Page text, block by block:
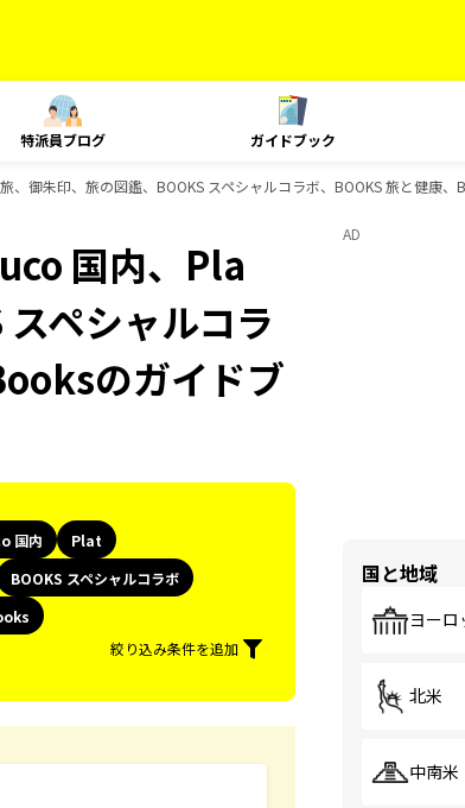
特派員ブログ ガイドブック
御朱印、旅の図鑑、BOOKS スペシャルコラボ、BOOKS 旅と健康
国内、Pla
ペシャルコラ
のガイドブ
国内
Plat
BOOKS スペシャルコラボ
絞り込み条件を追加
AD
国と地域
ヨーロ
北米
中南米